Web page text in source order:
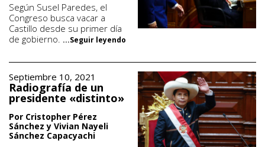
Según Susel Paredes, el
Congreso busca vacar a
Castillo desde su primer día
de gobierno. ...Seguir leyendo
Septiembre 10, 2021
Radiografía de un
presidente «distinto»
Por Cristopher Pérez
Sánchez y Vivian Nayeli
Sánchez Capacyachi